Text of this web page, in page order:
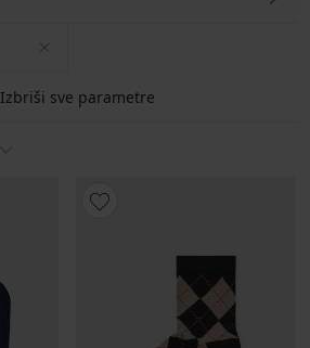
Izbriši sve parametre